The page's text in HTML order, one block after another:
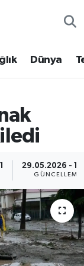
Dünya
29.05.2026 -
GÜNCELLEME